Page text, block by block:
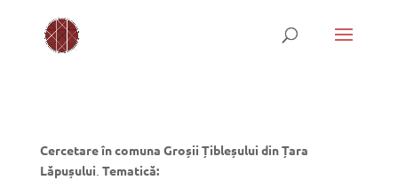
Cercetare în comuna Groșii Țibleșului din Țara
Lăpușului. Tematică: